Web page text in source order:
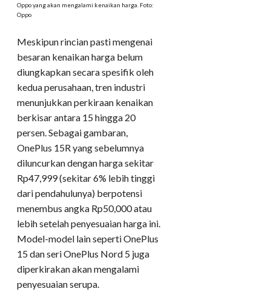
Oppo yang akan mengalami kenaikan harga. Foto:
Oppo
Meskipun rincian pasti mengenai
besaran kenaikan harga belum
diungkapkan secara spesifik oleh
kedua perusahaan, tren industri
menunjukkan perkiraan kenaikan
berkisar antara 15 hingga 20
persen. Sebagai gambaran,
OnePlus 15R yang sebelumnya
diluncurkan dengan harga sekitar
Rp47,999 (sekitar 6% lebih tinggi
dari pendahulunya) berpotensi
menembus angka Rp50,000 atau
lebih setelah penyesuaian harga ini.
Model-model lain seperti OnePlus
15 dan seri OnePlus Nord 5 juga
diperkirakan akan mengalami
penyesuaian serupa.